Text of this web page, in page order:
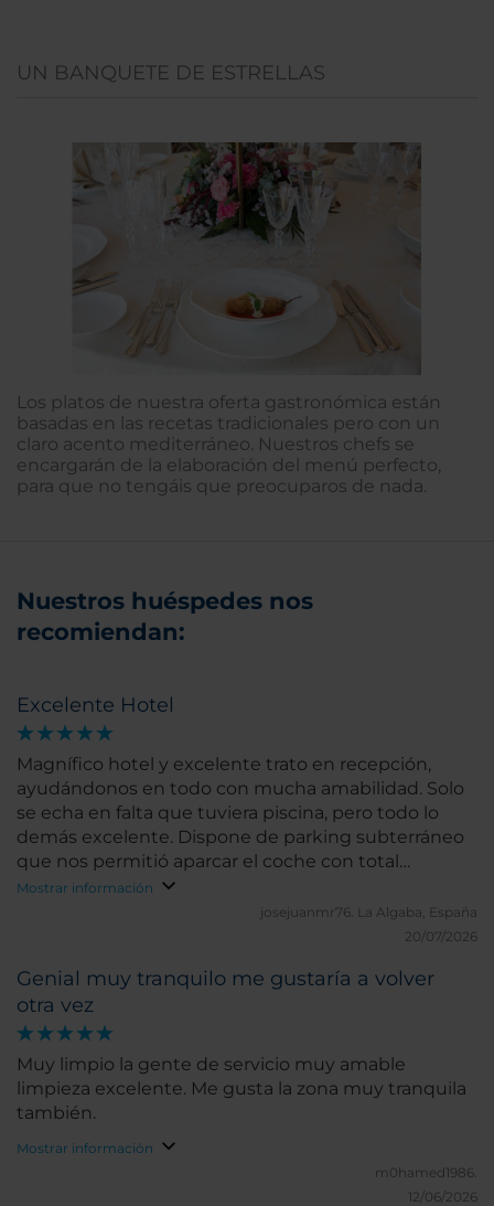
UN BANQUETE DE ESTRELLAS
Los platos de nuestra oferta gastronómica están
basadas en las recetas tradicionales pero con un
claro acento mediterráneo. Nuestros chefs se
encargarán de la elaboración del menú perfecto,
para que no tengáis que preocuparos de nada.
Nuestros huéspedes nos
recomiendan:
Excelente Hotel
Magnífico hotel y excelente trato en recepción,
ayudándonos en todo con mucha amabilidad. Solo
se echa en falta que tuviera piscina, pero todo lo
demás excelente. Dispone de parking subterráneo
que nos permitió aparcar el coche con total
tranquilidad y a buen precio.
Mostrar información
josejuanmr76.
La Algaba, España
20/07/2026
Genial muy tranquilo me gustaría a volver
otra vez
Muy limpio la gente de servicio muy amable
limpieza excelente. Me gusta la zona muy tranquila
también.
Mostrar información
m0hamed1986.
12/06/2026